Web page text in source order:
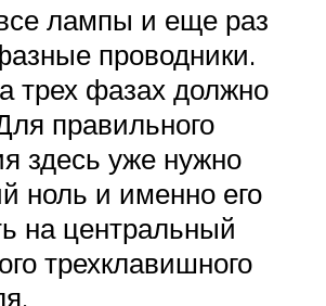
лампы и еще раз
проводники.
трех фазах должно
правильного
здесь уже нужно
ноль и именно его
на центральный
трехклавишного